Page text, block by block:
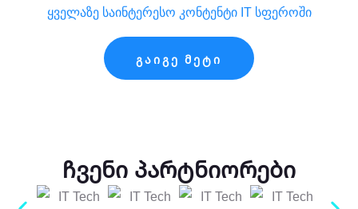
ყველაზე საინტერესო კონტენტი IT სფეროში
ᲒᲐᲘᲒᲔ ᲛᲔᲢᲘ
ჩვენი პარტნიორები